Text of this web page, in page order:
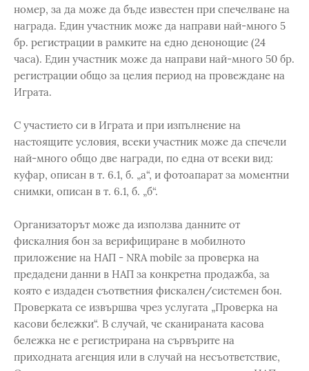
номер, за да може да бъде известен при спечелване на
награда. Един участник може да направи най-много 5
бр. регистрации в рамките на едно денонощие (24
часа). Един участник може да направи най-много 50 бр.
регистрации общо за целия период на провеждане на
Играта.
С участието си в Играта и при изпълнение на
настоящите условия, всеки участник може да спечели
най-много общо две награди, по една от всеки вид:
куфар, описан в т. 6.1, б. „а“, и фотоапарат за моментни
снимки, описан в т. 6.1, б. „б“.
Организаторът може да използва данните от
фискалния бон за верифициране в мобилното
приложение на НАП - NRA mobile за проверка на
предадени данни в НАП за конкретна продажба, за
която е издаден съответния фискален/системен бон.
Проверката се извършва чрез услугата „Проверка на
касови бележки“. В случай, че сканираната касова
бележка не е регистрирана на сървърите на
приходната агенция или в случай на несъответствие,